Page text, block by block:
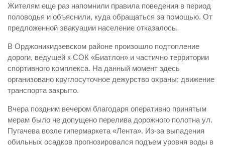
Обращения
Контакты
Вакансии
Жителям еще раз напомнили правила поведения в период
половодья и объяснили, куда обращаться за помощью. От
предложенной эвакуации население отказалось.
В Орджоникидзевском районе произошло подтопление
дороги, ведущей к СОК «Биатлон» и частично территории
спортивного комплекса. На данный момент здесь
организовано круглосуточное дежурство охраны; движение
транспорта закрыто.
Вчера поздним вечером благодаря оперативно принятым
мерам было не допущено перелива дорожного полотна ул.
Пугачева возле гипермаркета «Лента». Из-за выпадения
обильных осадков прогнозировался подъем уровня воды в